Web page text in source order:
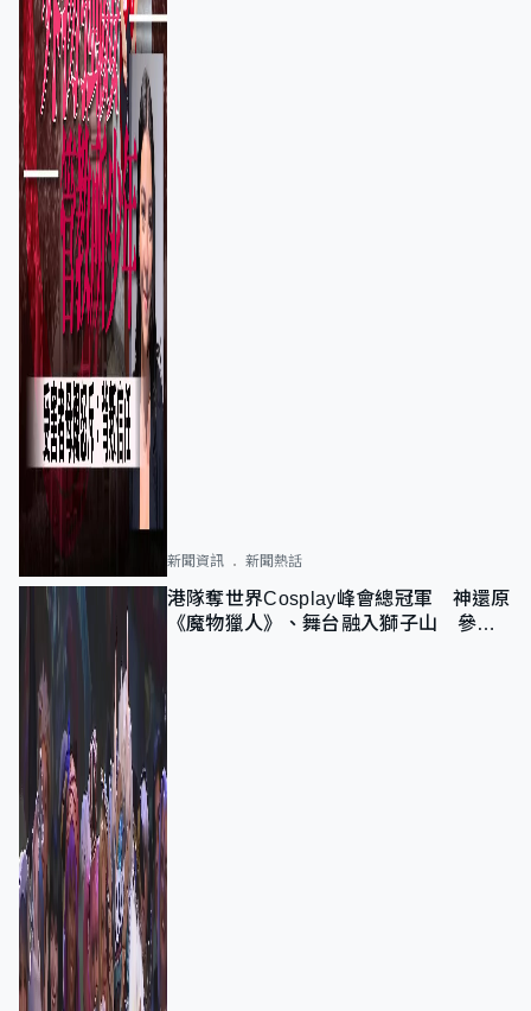
新聞資訊 新聞熱話
港隊奪世界Cosplay峰會總冠軍 神還原
《魔物獵人》、舞台融入獅子山 參賽